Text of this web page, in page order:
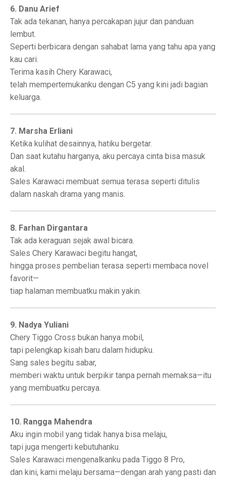
6. Danu Arief
Tak ada tekanan, hanya percakapan jujur dan panduan
lembut.
Seperti berbicara dengan sahabat lama yang tahu apa yang
kau cari.
Terima kasih Chery Karawaci,
telah mempertemukanku dengan C5 yang kini jadi bagian
keluarga.
7. Marsha Erliani
Ketika kulihat desainnya, hatiku bergetar.
Dan saat kutahu harganya, aku percaya cinta bisa masuk
akal.
Sales Karawaci membuat semua terasa seperti ditulis
dalam naskah drama yang manis.
8. Farhan Dirgantara
Tak ada keraguan sejak awal bicara.
Sales Chery Karawaci begitu hangat,
hingga proses pembelian terasa seperti membaca novel
favorit—
tiap halaman membuatku makin yakin.
9. Nadya Yuliani
Chery Tiggo Cross bukan hanya mobil,
tapi pelengkap kisah baru dalam hidupku.
Sang sales begitu sabar,
memberi waktu untuk berpikir tanpa pernah memaksa—itu
yang membuatku percaya.
10. Rangga Mahendra
Aku ingin mobil yang tidak hanya bisa melaju,
tapi juga mengerti kebutuhanku.
Sales Karawaci mengenalkanku pada Tiggo 8 Pro,
dan kini, kami melaju bersama—dengan arah yang pasti dan